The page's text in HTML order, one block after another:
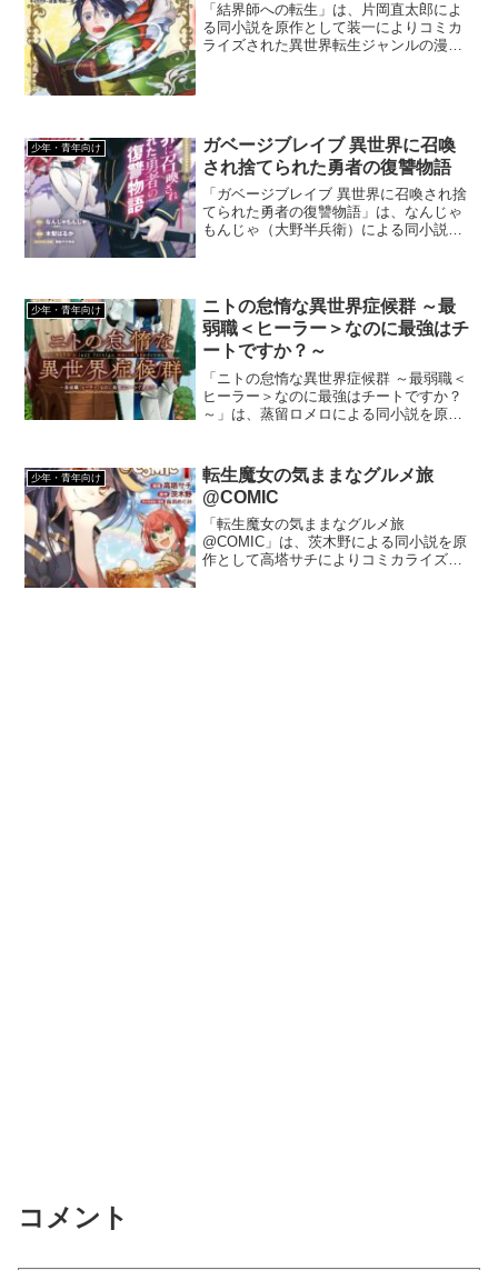
「結界師への転生」は、片岡直太郎によ
る同小説を原作として装一によりコミカ
ライズされた異世界転生ジャンルの漫画
少年・青年向け
ガベージブレイブ 異世界に召喚
され捨てられた勇者の復讐物語
「ガベージブレイブ 異世界に召喚され捨
てられた勇者の復讐物語」は、なんじゃ
もんじゃ（大野半兵衛）による同小説を
主人公の復讐劇です。
少年・青年向け
ニトの怠惰な異世界症候群 ～最
弱職＜ヒーラー＞なのに最強はチ
ートですか？～
「ニトの怠惰な異世界症候群 ～最弱職＜
ヒーラー＞なのに最強はチートですか？
～」は、蒸留ロメロによる同小説を原作
ただしノベライズが全く進んでないた
め、漫画の進捗も非常に遅くなっていま
す。
少年・青年向け
転生魔女の気ままなグルメ旅
@COMIC
「転生魔女の気ままなグルメ旅
@COMIC」は、茨木野による同小説を原
作として高塔サチによりコミカライズさ
コメント